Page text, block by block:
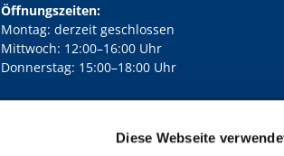
Diese Webseite
Öffnungszeiten:
Montag: derzeit geschlossen
Mittwoch: 12:00–16:00 Uhr
Donnerstag: 15:00–18:00 Uhr
Kath. Kirchengemeinde Pfarrei